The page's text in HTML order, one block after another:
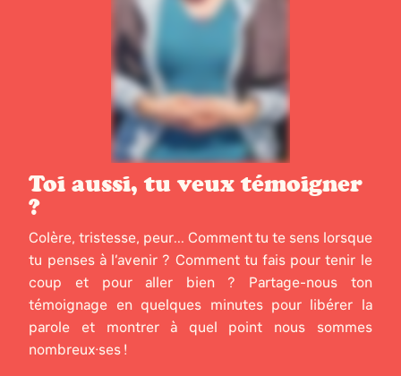
Toi aussi, tu veux témoigner
?
Colère, tristesse, peur... Comment tu te sens lorsque
tu penses à l’avenir ? Comment tu fais pour tenir le
coup et pour aller bien ? Partage-nous ton
témoignage en quelques minutes pour libérer la
parole et montrer à quel point nous sommes
nombreux·ses !